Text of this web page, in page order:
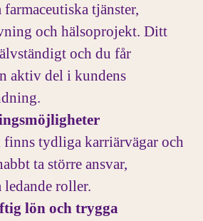
tjänster,
och hälsoprojekt. Ditt
och du får
aktiv del i kundens
finns tydliga karriärvägar och
ta större ansvar,
roller.
lön och trygga